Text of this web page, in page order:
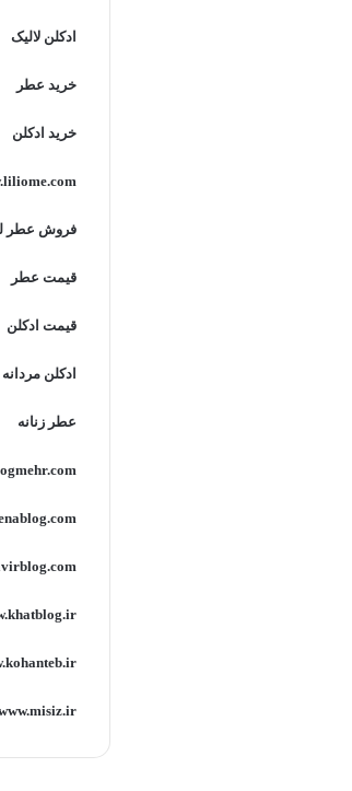
ادکلن لالیک
خرید عطر
خرید ادکلن
فروش عطر
قیمت عطر
قیمت ادکلن
ادکلن مردانه
عطر زنانه